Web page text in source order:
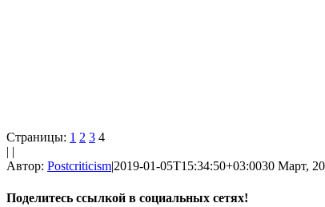
Страницы: 1 2 3 4
| |
Автор: Postcriticism|2019-01-05T15:34:50+03:0030 Март,
Поделитесь ссылкой в социальных сетях!